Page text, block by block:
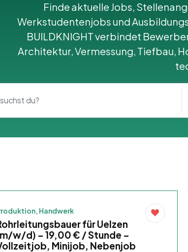
Finde aktuelle Jobs,
Werkstudentenjobs und
BUILDKNIGHT verbindet
Architektur, Vermessung, Tiefbau,
Handwerk
für Uelzen
w/d) – 19,00 € / Stunde –
Minijob, Nebenjob